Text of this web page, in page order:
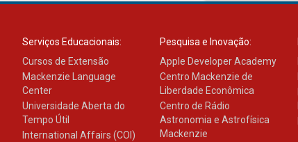
Serviços Educacionais:
Cursos de Extensão
Mackenzie Language
Center
Universidade Aberta do
Tempo Útil
International Affairs (COI)
Pesquisa e Inovação:
Apple Developer Academy
Centro Mackenzie de
Liberdade Econômica
Centro de Rádio
Astronomia e Astrofísica
Mackenzie